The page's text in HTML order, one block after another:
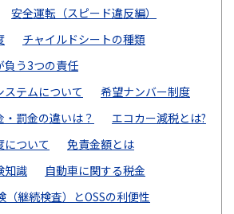
安全運転（スピード違反編）
チャイルドシートの種類
負う3つの責任
ステムについて
希望ナンバー制度
罰金の違いは？
エコカー減税とは?
について
免責金額とは
知識
自動車に関する税金
（継続検査）とOSSの利便性